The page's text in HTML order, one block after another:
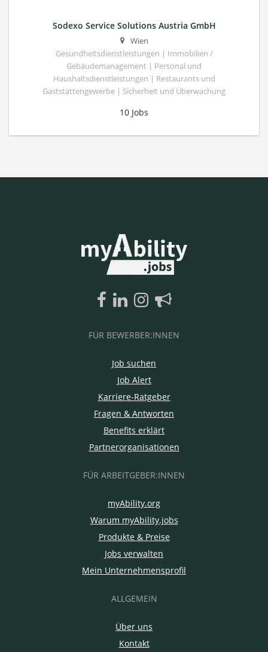
Sodexo Service Solutions Austria GmbH
Wien
Gesundheitsdienstleistungen | Immobilien /
Gebäudemanagement | Personal und
Haushaltsdienstleistungen | Restaurants und
Gaststättengewerbe | Sicherheit und Überwachung
10 Jobs
FÜR BEWERBER:INNEN
Job suchen
Job Alert
Karriere-Ratgeber
Fragen & Antworten
Benefits erklärt
Partnerorganisationen
FÜR ARBEITGEBER:INNEN
myAbility.org
Warum myAbility.jobs
Produkte & Preise
Jobs verwalten
Mein Unternehmensprofil
ALLGEMEIN
Über uns
Kontakt